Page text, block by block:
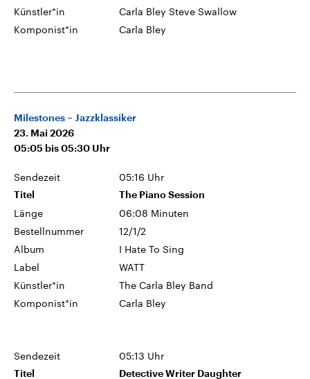
Künstler*in
Carla Bley Steve Swallow
Komponist*in
Carla Bley
Milestones – Jazzklassiker
23. Mai 2026
05:05 bis 05:30 Uhr
Sendezeit 05:16 Uhr
Titel The Piano Session
Länge
06:08 Minuten
Bestellnummer
12/1/2
Album
I Hate To Sing
Label
WATT
Künstler*in
The Carla Bley Band
Komponist*in
Carla Bley
Sendezeit 05:13 Uhr
Titel Detective Writer Daughter